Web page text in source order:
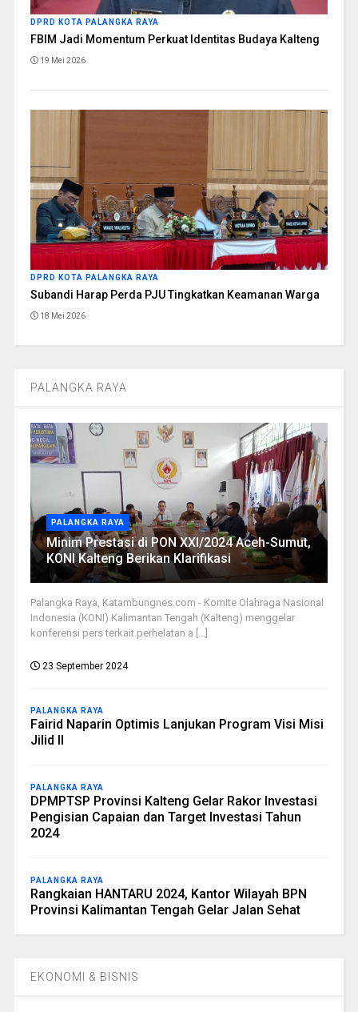
DPRD KOTA PALANGKA RAYA
FBIM Jadi Momentum Perkuat Identitas Budaya Kalteng
19 Mei 2026
DPRD KOTA PALANGKA RAYA
Subandi Harap Perda PJU Tingkatkan Keamanan Warga
18 Mei 2026
PALANGKA RAYA
PALANGKA RAYA
Minim Prestasi di PON XXI/2024 Aceh-Sumut,
KONI Kalteng Berikan Klarifikasi
Palangka Raya, Katambungnes.com - Komite Olahraga Nasional
Indonesia (KONI) Kalimantan Tengah (Kalteng) menggelar
konferensi pers terkait perhelatan a [...]
23 September 2024
PALANGKA RAYA
Fairid Naparin Optimis Lanjukan Program Visi Misi
Jilid II
PALANGKA RAYA
DPMPTSP Provinsi Kalteng Gelar Rakor Investasi
Pengisian Capaian dan Target Investasi Tahun
2024
PALANGKA RAYA
Rangkaian HANTARU 2024, Kantor Wilayah BPN
Provinsi Kalimantan Tengah Gelar Jalan Sehat
EKONOMI & BISNIS